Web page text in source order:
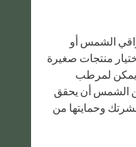
واقي الشمس أو
منتجات صغيرة
يمكن لمرطب
الشمس أن يحقق
وحمايتها من